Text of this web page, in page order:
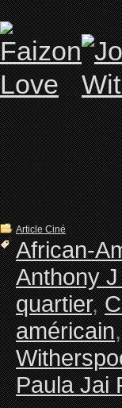
Article Ciné
African-
Anthony
quartier,
américain
Paula Jai